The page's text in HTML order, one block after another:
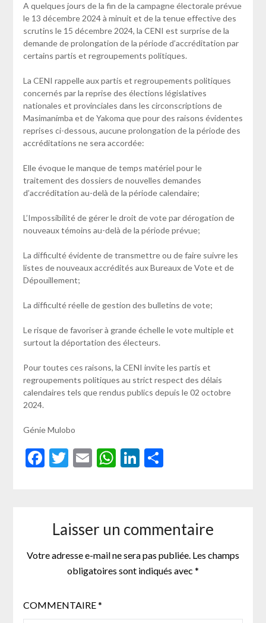
A quelques jours de la fin de la campagne électorale prévue
le 13 décembre 2024 à minuit et de la tenue effective des
scrutins le 15 décembre 2024, la CENI est surprise de la
demande de prolongation de la période d’accréditation par
certains partis et regroupements politiques.
La CENI rappelle aux partis et regroupements politiques
concernés par la reprise des élections législatives
nationales et provinciales dans les circonscriptions de
Masimanímba et de Yakoma que pour des raisons évidentes
reprises ci-dessous, aucune prolongation de la période des
accréditations ne sera accordée:
Elle évoque le manque de temps matériel pour le
traitement des dossiers de nouvelles demandes
d’accréditation au-delà de la période calendaire;
L’Impossibilité de gérer le droit de vote par dérogation de
nouveaux témoins au-delà de la période prévue;
La difficulté évidente de transmettre ou de faire suivre les
listes de nouveaux accrédités aux Bureaux de Vote et de
Dépouillement;
La difficulté réelle de gestion des bulletins de vote;
Le risque de favoriser à grande échelle le vote multiple et
surtout la déportation des électeurs.
Pour toutes ces raisons, la CENI invite les partis et
regroupements politiques au strict respect des délais
calendaires tels que rendus publics depuis le 02 octobre
2024.
Génie Mulobo
Facebook
Twitter
EmailWhatsApp
LinkedIn
Partager
Laisser un commentaire
Votre adresse e-mail ne sera pas publiée. Les champs
obligatoires sont indiqués avec *
COMMENTAIRE*